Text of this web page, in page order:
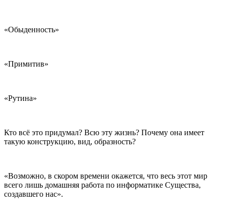
«Обыденность»
«Примитив»
«Рутина»
Кто всё это придумал? Всю эту жизнь? Почему она имеет
такую конструкцию, вид, образность?
«Возможно, в скором времени окажется, что весь этот мир
всего лишь домашняя работа по информатике Существа,
создавшего нас».